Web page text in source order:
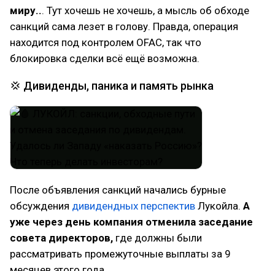
миру... Тут хочешь не хочешь, а мысль об обходе
санкций сама лезет в голову. Правда, операция
находится под контролем OFAC, так что
блокировка сделки всё ещё возможна.
💢 Дивиденды, паника и память рынка
После объявления санкций начались бурные
обсуждения дивидендных перспектив Лукойла. А
уже через день компания отменила заседание
совета директоров, где должны были
рассматривать промежуточные выплаты за 9